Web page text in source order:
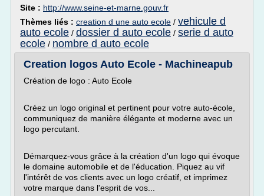
Site : http://www.seine-et-marne.gouv.fr
Thèmes liés : creation d une auto ecole / vehicule d
auto ecole / dossier d auto ecole / serie d auto
ecole / nombre d auto ecole
Creation logos Auto Ecole - Machineapub
Création de logo : Auto Ecole
Créez un logo original et pertinent pour votre auto-école,
communiquez de manière élégante et moderne avec un
logo percutant.
Démarquez-vous grâce à la création d'un logo qui évoque
le domaine automobile et de l'éducation. Piquez au vif
l'intérêt de vos clients avec un logo créatif, et imprimez
votre marque dans l'esprit de vos...